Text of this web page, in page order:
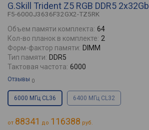
G.Skill Trident Z5 RGB DDR5 2x32Gb
F5-6000J3636F32GX2-TZ5RK
Объем памяти комплекта: 64
Кол-во планок в комплекте: 2
Форм-фактор памяти: DIMM
Тип памяти: DDR5
Тактовая частота: 6000
Отзывы 0
6000 МГц CL36 6400 МГц CL32
от 88341 до 116388 руб.